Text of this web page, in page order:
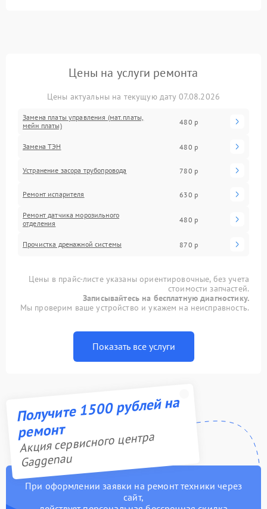
Цены на услуги ремонта
Цены актуальны на текущую дату 07.08.2026
Замена платы управления (мат.платы,
мейн платы)
480 р
Замена ТЭН 480 р
Устранение засора трубопровода 780 р
Ремонт испарителя 630 р
Ремонт датчика морозильного
отделения
480 р
Прочистка дренажной системы 870 р
Цены в прайс-листе указаны ориентировочные, без учета
стоимости запчастей.
Записывайтесь на бесплатную диагностику.
Мы проверим ваше устройство и укажем на неисправность.
Показать все услуги
Получите 1500 рублей на
ремонт
Акция сервисного центра
Gaggenau
При оформлении заявки на ремонт техники через
сайт,